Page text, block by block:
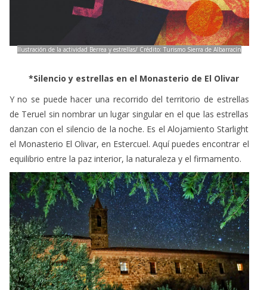
Ilustración de la actividad Berrea y estrellas/ Crédito: Turismo Sierra de Albarracín
*Silencio y estrellas en el Monasterio de El Olivar
Y no se puede hacer una recorrido del territorio de estrellas
danzan con el silencio de la noche. Es el Alojamiento Starlight
el Monasterio El Olivar, en Estercuel. Aquí puedes encontrar el
equilibrio entre la paz interior, la naturaleza y el firmamento.